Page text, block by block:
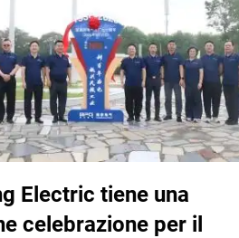
Electric tiene una
celebrazione per il